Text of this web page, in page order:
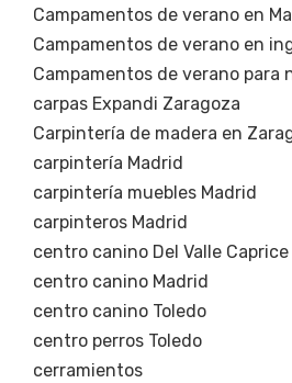
Campamentos de verano en
Campamentos de verano en
Campamentos de verano para
carpas Expandi Zaragoza
Carpintería de madera en
carpintería Madrid
carpintería muebles Madrid
carpinteros Madrid
centro canino Del Valle Caprice
centro canino Madrid
centro canino Toledo
centro perros Toledo
cerramientos